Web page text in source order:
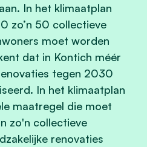
In het klimaatplan
zo’n 50 collectieve
moet worden
dat in Kontich méér
tegen 2030
In het klimaatplan
maatregel die moet
zo'n collectieve
renovaties